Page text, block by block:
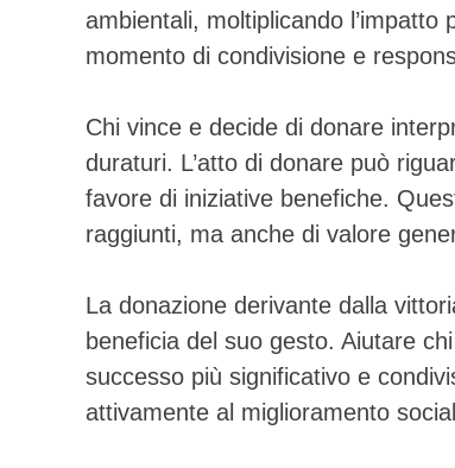
ambientali, moltiplicando
momento di condivisione e
Chi vince e decide di donare
duraturi. L’atto di donare può
favore di iniziative benefiche.
raggiunti, ma anche di valore
La donazione derivante dalla
beneficia del suo gesto. Aiutare
successo più significativo e
attivamente al miglioramento